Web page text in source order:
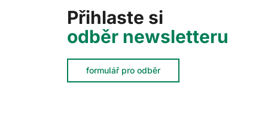
Přihlaste si
odběr newsletteru
formulář pro odběr